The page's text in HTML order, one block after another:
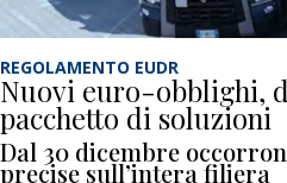
REGOLAMENTO EUDR
Nuovi euro-obblighi,
pacchetto di soluzioni
Dal 30 dicembre
precise sull’intera filiera